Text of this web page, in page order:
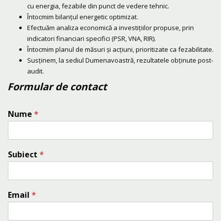
cu energia, fezabile din punct de vedere tehnic.
Întocmim bilanțul energetic optimizat.
Efectuăm analiza economică a investițiilor propuse, prin
indicatori financiari specifici (PSR, VNA, RIR).
Întocmim planul de măsuri și acțiuni, prioritizate ca fezabilitate.
Susținem, la sediul Dumenavoastră, rezultatele obținute post-
audit.
Formular de contact
Nume *
Subiect *
Email *